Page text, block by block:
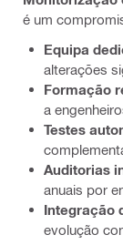
é um
Equipa
alterações
Formação
a
Testes
Auditorias
anuais por
Integração
evolução